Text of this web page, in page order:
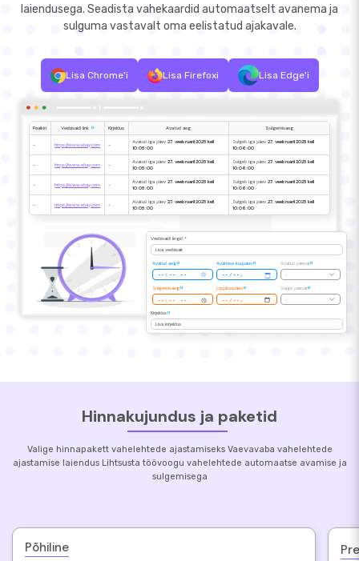
laiendusega. Seadista vahekaardid automaatselt avanema ja
sulguma vastavalt oma eelistatud ajakavale.
Lisa Chrome'i Lisa Firefoxi Lisa Edge'i
Pealkiri Veebisaidi link Kirjeldus Avatud aeg Sulgemisaeg
- https://www.ebay.com - Avatud iga päev27. veebruaril 2025 kell
10:05:00
Sulgeb iga päev27. veebruaril 2025 kell
10:06:00
- https://www.ebay.com - Avatud iga päev27. veebruaril 2025 kell
10:05:00
Sulgeb iga päev27. veebruaril 2025 kell
10:06:00
- https://www.ebay.com - Avatud iga päev27. veebruaril 2025 kell
10:05:00
Sulgeb iga päev27. veebruaril 2025 kell
10:06:00
- https://www.ebay.com - Avatud iga päev27. veebruaril 2025 kell
10:05:00
Sulgeb iga päev27. veebruaril 2025 kell
10:06:00
Veebisaidi lingid *
Lisa veebisait
Avatud aeg Avamise kuupäev
Avatud päeval
-
Sulgemisaeg Lõppkuupäev
Sulge päeval
-
Kirjeldus
Lisa kirjeldus
Hinnakujundus ja paketid
Valige hinnapakett vahelehtede ajastamiseks Vaevavaba vahelehtede
ajastamise laiendus Lihtsusta töövoogu vahelehtede automaatse avamise ja
sulgemisega
Põhiline